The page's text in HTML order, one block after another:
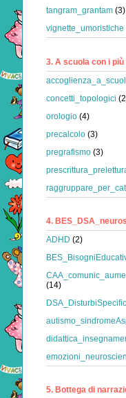
tangram_grantam (3)
vignette_umoristiche
3. A scuola con i
concetti_topologici
orologio (4)
precalcolo (3)
pregrafismo (3)
4.
ADHD (2)
(14)
5. Bottega di